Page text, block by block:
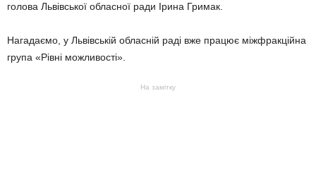
голова Львівської обласної ради Ірина Гримак.
Нагадаємо, у Львівській обласній раді вже працює міжфракційна
група «Рівні можливості».
На замітку